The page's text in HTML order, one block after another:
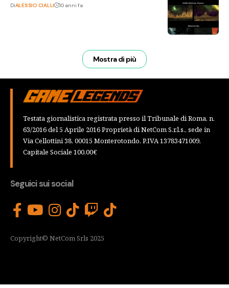
DiALESSIO CIALLI 10 anni fa
Mostra di più
Testata giornalistica registrata presso il Tribunale di Roma, n.
63/2016 del 5 Aprile 2016 Proprietà di NetCom S.r.l.s., sede in
Via Cellottini 38, 00015 Monterotondo, P.IVA 13783471009,
Capitale Sociale 100,00€
Seguici sui social
Copyright© NetCom Srls 2025